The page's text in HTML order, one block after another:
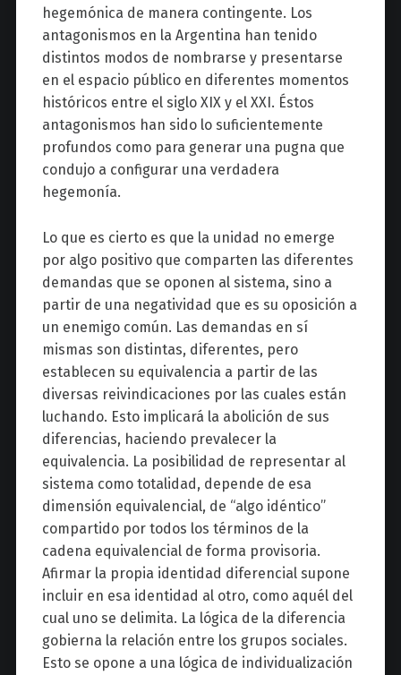
hegemónica de manera contingente. Los
antagonismos en la Argentina han tenido
distintos modos de nombrarse y presentarse
en el espacio público en diferentes momentos
históricos entre el siglo XIX y el XXI. Éstos
antagonismos han sido lo suficientemente
profundos como para generar una pugna que
condujo a configurar una verdadera
hegemonía.
Lo que es cierto es que la unidad no emerge
por algo positivo que comparten las diferentes
demandas que se oponen al sistema, sino a
partir de una negatividad que es su oposición a
un enemigo común. Las demandas en sí
mismas son distintas, diferentes, pero
establecen su equivalencia a partir de las
diversas reivindicaciones por las cuales están
luchando. Esto implicará la abolición de sus
diferencias, haciendo prevalecer la
equivalencia. La posibilidad de representar al
sistema como totalidad, depende de esa
dimensión equivalencial, de “algo idéntico”
compartido por todos los términos de la
cadena equivalencial de forma provisoria.
Afirmar la propia identidad diferencial supone
incluir en esa identidad al otro, como aquél del
cual uno se delimita. La lógica de la diferencia
gobierna la relación entre los grupos sociales.
Esto se opone a una lógica de individualización